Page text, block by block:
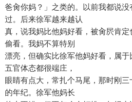
爸肏你妈？」之类的。以前我都说
过。后来徐军越来越认
真，说我妈比他妈好看，被肏屄肯
偷看。我妈不算特别
漂亮，但确实比徐军他妈好看，属于
五官体态都很端庄，
眼睛有点大，常扎个马尾，那时刚
的年纪。徐军他妈长